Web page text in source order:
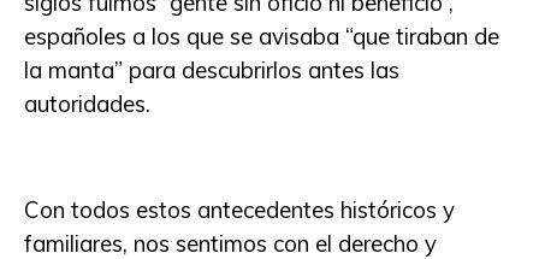
españoles a los que se avisaba “que tiraban de
la manta” para descubrirlos antes las
autoridades.
Con todos estos antecedentes históricos y
familiares, nos sentimos con el derecho y